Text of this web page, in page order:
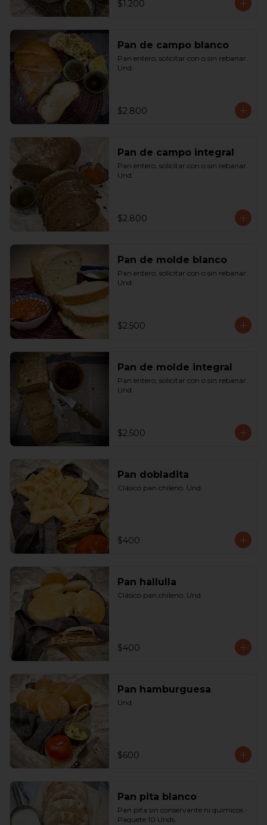
$1.200
Pan de campo blanco
Pan entero, solicitar con o sin rebanar.
Und.
$2.800
Pan de campo integral
Pan entero, solicitar con o sin rebanar.
Und.
$2.800
Pan de molde blanco
Pan entero, solicitar con o sin rebanar.
Und.
$2.500
Pan de molde integral
Pan entero, solicitar con o sin rebanar.
Und.
$2.500
Pan dobladita
Clásico pan chileno. Und.
$400
Pan hallulla
Clásico pan chileno. Und.
$400
Pan hamburguesa
Und.
$600
Pan pita blanco
Pan pita sin conservante ni químicos -
Paquete 10 Unds.